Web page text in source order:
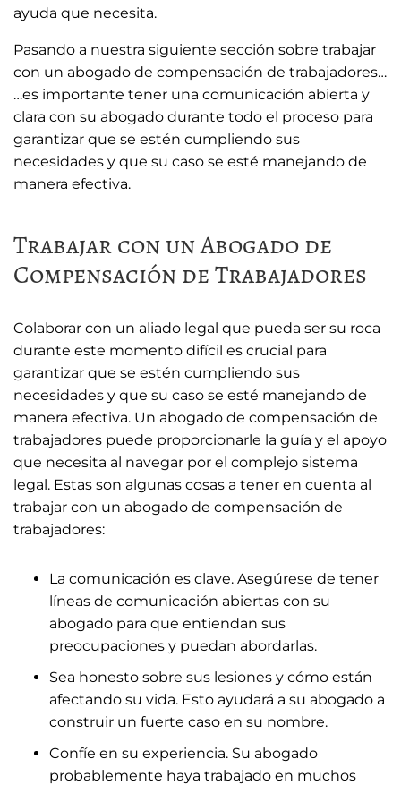
ayuda que necesita.
Pasando a nuestra siguiente sección sobre trabajar
con un abogado de compensación de trabajadores…
…es importante tener una comunicación abierta y
clara con su abogado durante todo el proceso para
garantizar que se estén cumpliendo sus
necesidades y que su caso se esté manejando de
manera efectiva.
Trabajar con un Abogado de
Compensación de Trabajadores
Colaborar con un aliado legal que pueda ser su roca
durante este momento difícil es crucial para
garantizar que se estén cumpliendo sus
necesidades y que su caso se esté manejando de
manera efectiva. Un abogado de compensación de
trabajadores puede proporcionarle la guía y el apoyo
que necesita al navegar por el complejo sistema
legal. Estas son algunas cosas a tener en cuenta al
trabajar con un abogado de compensación de
trabajadores:
La comunicación es clave. Asegúrese de tener
líneas de comunicación abiertas con su
abogado para que entiendan sus
preocupaciones y puedan abordarlas.
Sea honesto sobre sus lesiones y cómo están
afectando su vida. Esto ayudará a su abogado a
construir un fuerte caso en su nombre.
Confíe en su experiencia. Su abogado
probablemente haya trabajado en muchos